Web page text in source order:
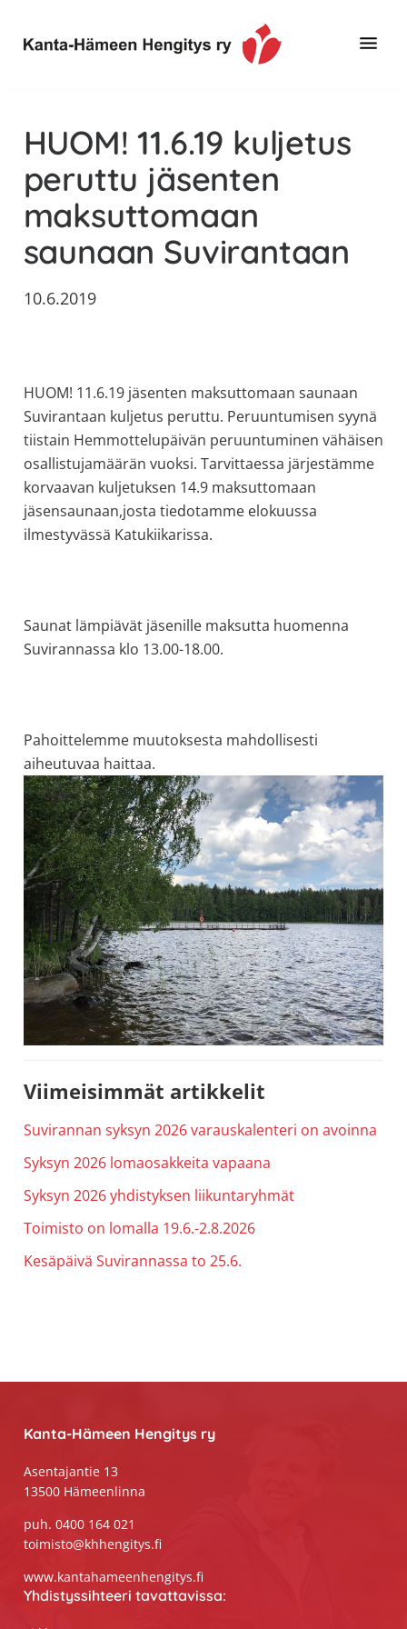
pääsisältöön
ensisijaiseen
alatunnisteeseen
Hämeen
Hengitys
ry
tietoa,
jos
sinua
astma,
muut
tai
allergiat.
K-
H
Hengitys
ry
HUOM! 11.6.19 kuljetus
peruttu jäsenten
maksuttomaan
saunaan Suvirantaan
10.6.2019
HUOM! 11.6.19 jäsenten maksuttomaan saunaan
Suvirantaan kuljetus peruttu. Peruuntumisen syynä
tiistain Hemmottelupäivän peruuntuminen vähäisen
osallistujamäärän vuoksi. Tarvittaessa järjestämme
korvaavan kuljetuksen 14.9 maksuttomaan
jäsensaunaan,josta tiedotamme elokuussa
ilmestyvässä Katukiikarissa.
Saunat lämpiävät jäsenille maksutta huomenna
Suvirannassa klo 13.00-18.00.
Pahoittelemme muutoksesta mahdollisesti
aiheutuvaa haittaa.
Ensisijainen
sivupalkki
Viimeisimmät artikkelit
Suvirannan syksyn 2026 varauskalenteri on avoinna
Syksyn 2026 lomaosakkeita vapaana
Syksyn 2026 yhdistyksen liikuntaryhmät
Toimisto on lomalla 19.6.-2.8.2026
Kesäpäivä Suvirannassa to 25.6.
Kanta-Hämeen Hengitys ry
Asentajantie 13
13500 Hämeenlinna
puh. 0400 164 021
toimisto@khhengitys.fi
www.kantahameenhengitys.fi
Yhdistyssihteeri tavattavissa: